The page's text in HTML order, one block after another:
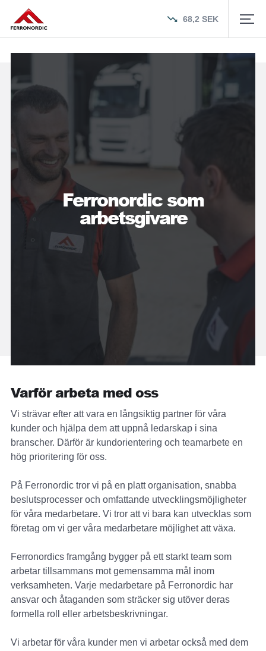
Ferronordic som
arbetsgivare
Varför arbeta med oss
Vi strävar efter att vara en långsiktig partner för våra
kunder och hjälpa dem att uppnå ledarskap i sina
branscher. Därför är kundorientering och teamarbete en
hög prioritering för oss.
På Ferronordic tror vi på en platt organisation, snabba
beslutsprocesser och omfattande utvecklingsmöjligheter
för våra medarbetare. Vi tror att vi bara kan utvecklas som
företag om vi ger våra medarbetare möjlighet att växa.
Ferronordics framgång bygger på ett starkt team som
arbetar tillsammans mot gemensamma mål inom
verksamheten. Varje medarbetare på Ferronordic har
ansvar och åtaganden som sträcker sig utöver deras
formella roll eller arbetsbeskrivningar.
Vi arbetar för våra kunder men vi arbetar också med dem
68,2 SEK